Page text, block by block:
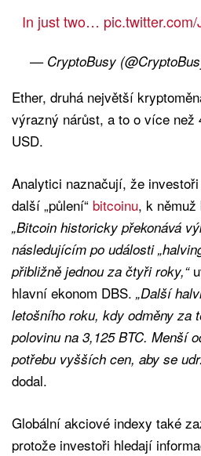
In just two…
— CryptoBusy
Ether, druhá největší
výrazný nárůst, a to o více než
USD.
Analytici naznačují, že
další „půlení“ bitcoinu, k němuž
„Bitcoin historicky překonává
následujícím po události
přibližně jednou za čtyři roky,“
hlavní ekonom DBS. „Další
letošního roku, kdy odměny za
polovinu na 3,125 BTC. Menší
potřebu vyšších cen, aby se
dodal.
Globální akciové indexy také
protože investoři hledají